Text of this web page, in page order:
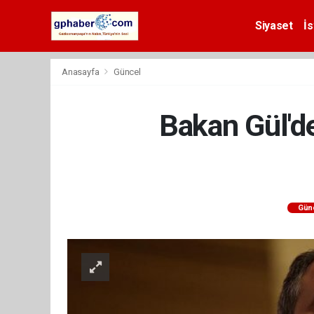
Siyaset
Anasayfa Güncel
Bakan